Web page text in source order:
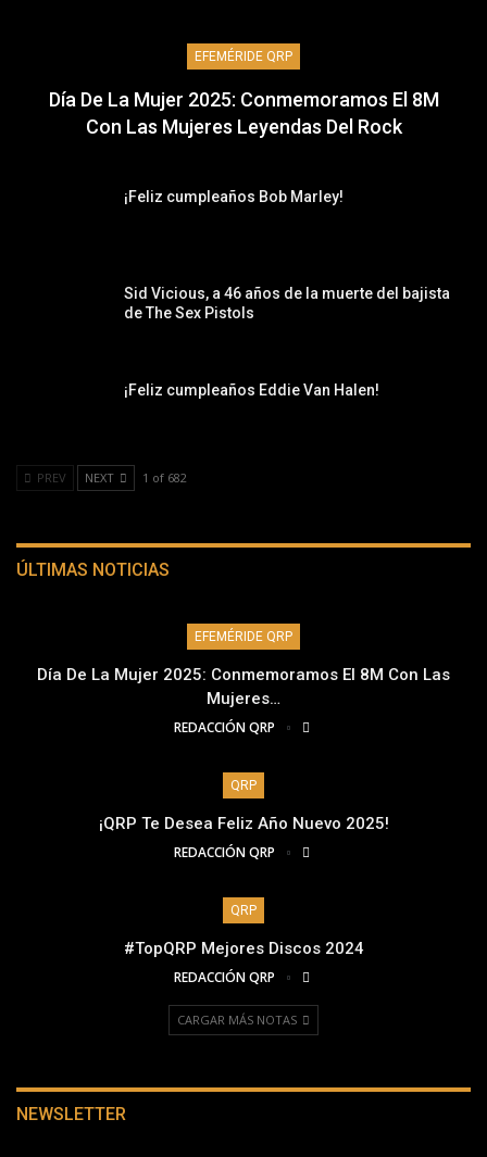
EFEMÉRIDE QRP
Día De La Mujer 2025: Conmemoramos El 8M
Con Las Mujeres Leyendas Del Rock
¡Feliz cumpleaños Bob Marley!
Sid Vicious, a 46 años de la muerte del bajista
de The Sex Pistols
¡Feliz cumpleaños Eddie Van Halen!
PREV NEXT 1 of 682
ÚLTIMAS NOTICIAS
EFEMÉRIDE QRP
Día De La Mujer 2025: Conmemoramos El 8M Con Las
Mujeres…
REDACCIÓN QRP
QRP
¡QRP Te Desea Feliz Año Nuevo 2025!
REDACCIÓN QRP
QRP
#TopQRP Mejores Discos 2024
REDACCIÓN QRP
CARGAR MÁS NOTAS
NEWSLETTER